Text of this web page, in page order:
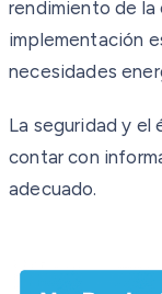
rendimiento de
implementación
necesidades
La seguridad y el
contar con
adecuado.